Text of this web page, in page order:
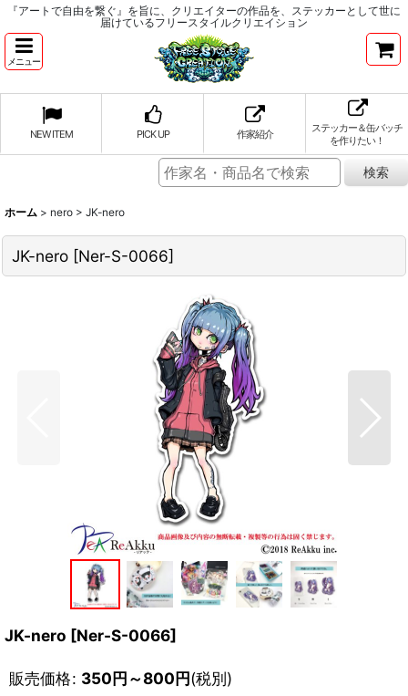
『アートで自由を繋ぐ』を旨に、クリエイターの作品を、ステッカーとして世に
届けているフリースタイルクリエイション
メニュー
NEW ITEM PICK UP 作家紹介
ステッカー＆缶バッチ
を作りたい！
ホーム > nero > JK-nero
JK-nero [Ner-S-0066]
JK-nero [Ner-S-0066]
販売価格: 350円～800円(税別)